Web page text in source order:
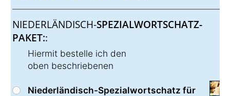
NIEDERLÄNDISCH-SPEZIALWORTSCHATZ-
PAKET::
Hiermit bestelle ich den
oben beschriebenen
Niederländisch-Spezialwortschatz für